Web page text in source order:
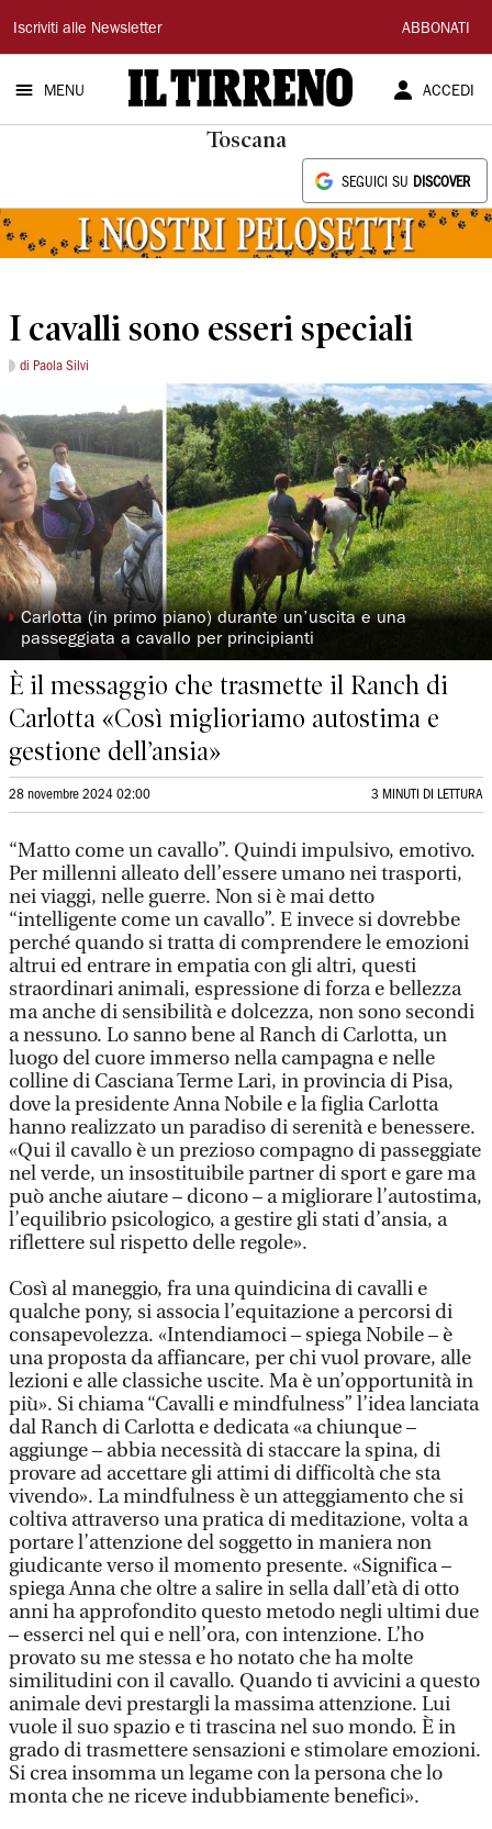
Il
Tirreno
Iscriviti alle Newsletter ABBONATI
MENU ACCEDI
Toscana
SEGUICI SU DISCOVER
I cavalli sono esseri speciali
di Paola Silvi
◗Carlotta (in primo piano) durante un’uscita e una
passeggiata a cavallo per principianti
È il messaggio che trasmette il Ranch di
Carlotta «Così miglioriamo autostima e
gestione dell’ansia»
28 novembre 2024 02:00 3 MINUTI DI LETTURA
“Matto come un cavallo”. Quindi impulsivo, emotivo.
Per millenni alleato dell’essere umano nei trasporti,
nei viaggi, nelle guerre. Non si è mai detto
“intelligente come un cavallo”. E invece si dovrebbe
perché quando si tratta di comprendere le emozioni
altrui ed entrare in empatia con gli altri, questi
straordinari animali, espressione di forza e bellezza
ma anche di sensibilità e dolcezza, non sono secondi
a nessuno. Lo sanno bene al Ranch di Carlotta, un
luogo del cuore immerso nella campagna e nelle
colline di Casciana Terme Lari, in provincia di Pisa,
dove la presidente Anna Nobile e la figlia Carlotta
hanno realizzato un paradiso di serenità e benessere.
«Qui il cavallo è un prezioso compagno di passeggiate
nel verde, un insostituibile partner di sport e gare ma
può anche aiutare – dicono – a migliorare l’autostima,
l’equilibrio psicologico, a gestire gli stati d’ansia, a
riflettere sul rispetto delle regole».
Così al maneggio, fra una quindicina di cavalli e
qualche pony, si associa l’equitazione a percorsi di
consapevolezza. «Intendiamoci – spiega Nobile – è
una proposta da affiancare, per chi vuol provare, alle
lezioni e alle classiche uscite. Ma è un’opportunità in
più». Si chiama “Cavalli e mindfulness” l’idea lanciata
dal Ranch di Carlotta e dedicata «a chiunque –
aggiunge – abbia necessità di staccare la spina, di
provare ad accettare gli attimi di difficoltà che sta
vivendo». La mindfulness è un atteggiamento che si
coltiva attraverso una pratica di meditazione, volta a
portare l’attenzione del soggetto in maniera non
giudicante verso il momento presente. «Significa –
spiega Anna che oltre a salire in sella dall’età di otto
anni ha approfondito questo metodo negli ultimi due
– esserci nel qui e nell’ora, con intenzione. L’ho
provato su me stessa e ho notato che ha molte
similitudini con il cavallo. Quando ti avvicini a questo
animale devi prestargli la massima attenzione. Lui
vuole il suo spazio e ti trascina nel suo mondo. È in
grado di trasmettere sensazioni e stimolare emozioni.
Si crea insomma un legame con la persona che lo
monta che ne riceve indubbiamente benefici».